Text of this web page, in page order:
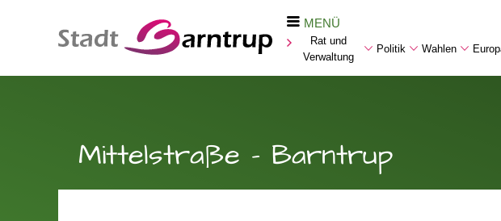
MENÜ
Rat und
Verwaltung
Politik Wahlen
Mittelstraße - Barntrup